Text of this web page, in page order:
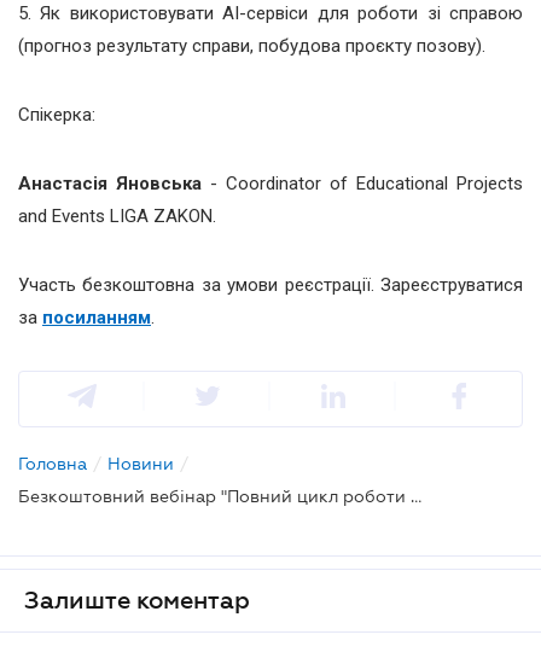
5. Як використовувати AI-сервіси для роботи зі справою
(прогноз результату справи, побудова проєкту позову).
Спікерка:
Анастасія Яновська - Coordinator of Educational Projects
and Events LIGA ZAKON.
Участь безкоштовна за умови реєстрації. Зареєструватися
за посиланням.
Головна / Новини /
Безкоштовний вебінар "Повний цикл роботи адвоката в LIGA360: аналіз, перевірка та позиція у справі"
Залиште коментар